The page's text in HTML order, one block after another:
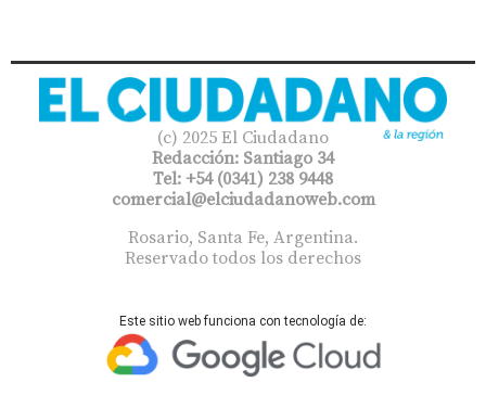
(c) 2025 El Ciudadano
Redacción: Santiago 34
Tel: +54 (0341) 238 9448
comercial@elciudadanoweb.com​
Rosario, Santa Fe, Argentina.
Reservado todos los derechos
Este sitio web funciona con tecnología de: